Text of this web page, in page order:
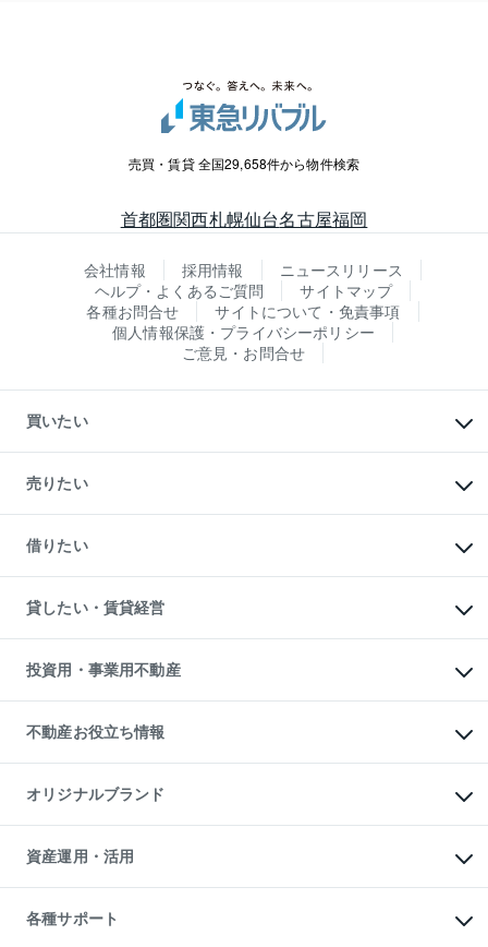
売買・賃貸 全国29,658件から物件検索
首都圏関西札幌仙台名古屋福岡
会社情報 採用情報
ニュースリリース
ヘルプ・よくあるご質問
サイトマップ
各種お問合せ
サイトについて・免責事項
個人情報保護・プライバシーポリシー
ご意見・お問合せ
買いたい
新築・分譲マンションの購入
中古マンションの購入
一戸建ての購入
中古一戸建ての購入
不動産購入の流れ
注目キーワード物件特集
購入ガイド
English 繁体中文簡体中文
売りたい
一戸建ての売却・査定
土地の売却・査定
スピードAI査定
不動産査定について
不動産売却の流れ
不動産買換えの流れ
売却ガイド
借りたい
オフィス・店舗の賃貸
借りるときの流れ
借りるガイド
貸したい・賃貸経営
マンション賃料データ
賃貸管理プラン
リロケーションについて
貸すガイド
投資用・事業用不動産
事業用不動産
マンション投資
投資用マンション
アパート経営
収益物件
ビル購入（ビル一棟）
投資用不動産の売却査定
事業用不動産の売却査定
不動産お役立ち情報
マンションライブラリー
人気マンションランキング
暮らしに役立つ不動産メディア
不動産相場・不動産価格情報
不動産コラム・ニュース
不動産用語集
不動産なんでもネット相談室
オリジナルブランド
一棟リノベーションマンション
L`GENTE（ルジェンテ）
区分リノベーションマンション
投資用一棟レジデンスWELL
資産運用・活用
不動産M&A
アセットマネジメント・出資
各種サポート